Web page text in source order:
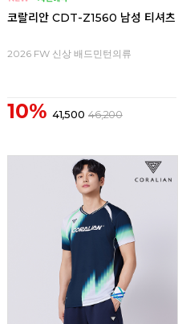
코랄리안 CDT-Z1560 남성 티셔츠
2026 FW 신상 배드민턴의류
10% 41,500 46,200